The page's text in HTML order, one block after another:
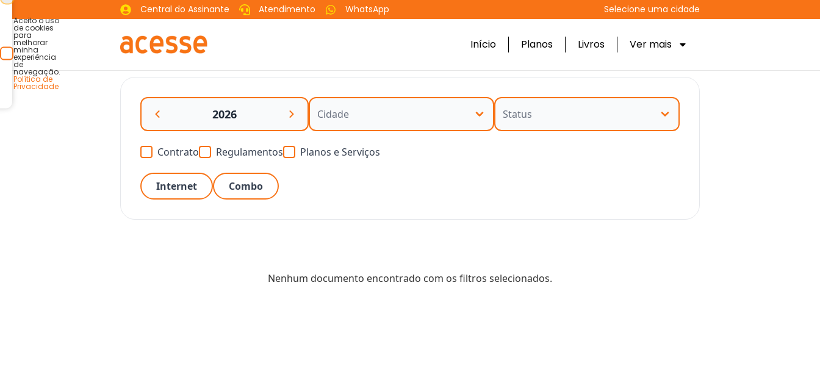
Central do Assinante Atendimento WhatsApp Selecione uma cidade
Início Planos Livros Ver mais
2026
Contrato Regulamentos Planos e Serviços
Internet Combo
Nenhum documento encontrado com os filtros selecionados.
Aceito o uso
de cookies
para
melhorar
minha
experiência
de
navegação.
Política de
Privacidade